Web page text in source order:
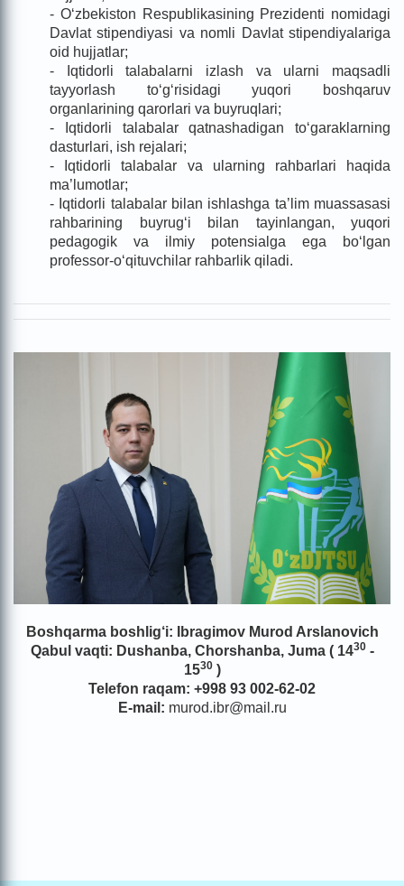
- O‘zbekiston Respublikasining Prezidenti nomidagi
Davlat stipendiyasi va nomli Davlat stipendiyalariga
oid hujjatlar;
- Iqtidorli talabalarni izlash va ularni maqsadli
tayyorlash to‘g‘risidagi yuqori boshqaruv
organlarining qarorlari va buyruqlari;
- Iqtidorli talabalar qatnashadigan to‘garaklarning
dasturlari, ish rejalari;
- Iqtidorli talabalar va ularning rahbarlari haqida
ma’lumotlar;
- Iqtidorli talabalar bilan ishlashga ta’lim muassasasi
rahbarining buyrug‘i bilan tayinlangan, yuqori
pedagogik va ilmiy potensialga ega bo‘lgan
professor-o‘qituvchilar rahbarlik qiladi.
Boshqarma boshlig‘i: Ibragimov Murod Arslanovich
Qabul vaqti: Dushanba, Chorshanba, Juma ( 1430-
1530)
Telefon raqam: +998 93 002-62-02
E-mail: murod.ibr@mail.ru